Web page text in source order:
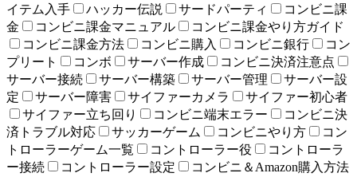
イテム入手
ハッカー伝説 サードパーティ
コンビニ課
金
コンビニ課金マニュアル
コンビニ課金やり方ガイド
コンビニ課金方法
コンビニ購入 コンビニ銀行
コン
プリート
コンボ サーバー作成
コンビニ決済注意点
サーバー接続
サーバー構築 サーバー管理
サーバー設
定
サーバー障害 サイファーカメラ
サイファー初心者
サイファー立ち回り
コンビニ端末エラー
コンビニ決
済トラブル対応
サッカーゲーム コンビニやり方
コン
トローラーゲーム一覧
コントローラー役
コントローラ
ー接続
コントローラー設定
コンビニ＆Amazon購入方法